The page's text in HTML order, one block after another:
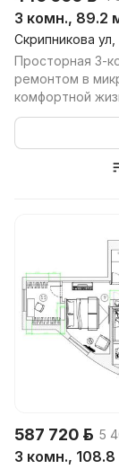
3 комн.,
Скрипникова
Просторная 3-
ремонтом в
комфортной жизни. 3-х комнатная
этаже 9-этажн...
587 720 р. 5
3 комн.,